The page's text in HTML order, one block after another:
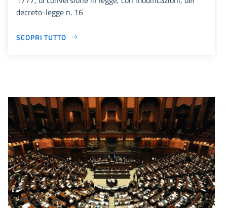
decreto-legge n. 16
SCOPRI TUTTO